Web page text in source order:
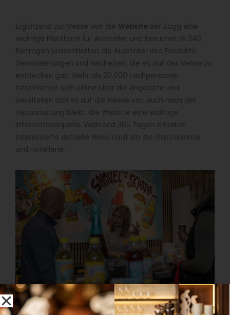
Ergänzend zur Messe war die Website der Zagg eine
wichtige Plattform für Aussteller und Besucher. In 340
Beiträgen präsentierten die Aussteller ihre Produkte,
Dienstleistungen und Neuheiten, die es auf der Messe zu
entdecken gab. Mehr als 20.000 Fachpersonen
informierten sich online über die Angebote und
bereiteten sich so auf die Messe vor. Auch nach der
Veranstaltung bleibt die Website eine wichtige
Informationsquelle. Während 365 Tagen erhalten
Interessierte aktuelle News rund um die Gastronomie
und Hotellerie.
Auf der Zagg kann man Branchenkontakte pflegen.